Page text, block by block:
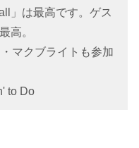
」は最高です。ゲス
高。
マクブライトも参加
to Do